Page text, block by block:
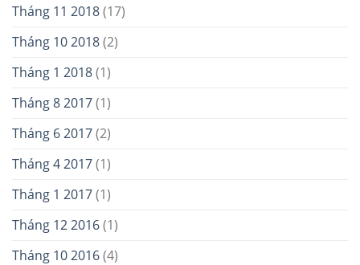
Tháng 11 2018(17)
Tháng 10 2018(2)
Tháng 1 2018(1)
Tháng 8 2017(1)
Tháng 6 2017(2)
Tháng 4 2017(1)
Tháng 1 2017(1)
Tháng 12 2016(1)
Tháng 10 2016(4)